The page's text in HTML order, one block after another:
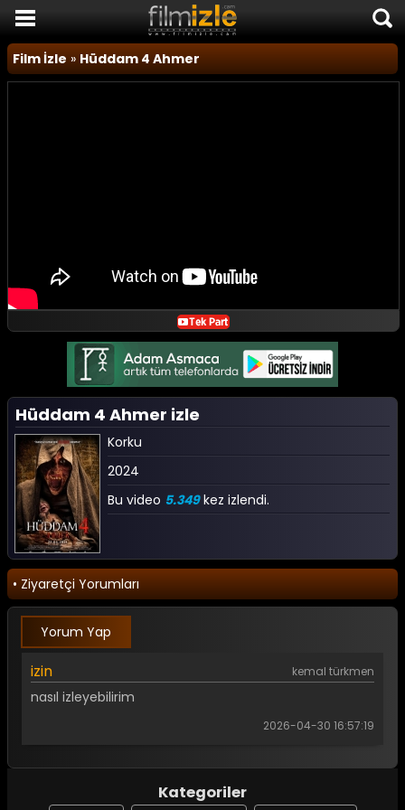
Film İzle
Komedi Filmleri
SON EKLENEN FİLMLER
FİLM HABERLERİ
Film İzle » Hüddam 4 Ahmer
Hüddam 4 Ahmer izle
Korku
2024
Bu video 5.349kez izlendi.
• Ziyaretçi Yorumları
Yorum Yap
izin kemal türkmen
nasıl izleyebilirim
2026-04-30 16:57:19
Kategoriler